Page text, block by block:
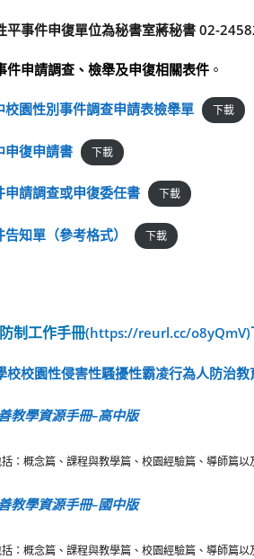
平事件申復單位為秘書室蔣秘書 02-
件申請調查、檢舉及申復相關表件 。
校園性別事件調查申請表檢舉單 下載
申復申請書 下載
申請調查或申復委任書 下載
知單（參考格式） 下載
制工作手冊(https://reurl.cc/o8yQmV)
校校園性侵害性騷擾性霸凌行為人防治
教學資源手冊–高中版
：概念篇、課程與教學篇、校園經驗篇、導師篇
教學資源手冊–國中版
：概念篇、課程與教學篇、校園經驗篇、導師篇